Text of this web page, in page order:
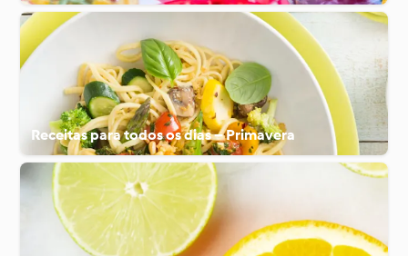
Receitas para todos os dias – Primavera